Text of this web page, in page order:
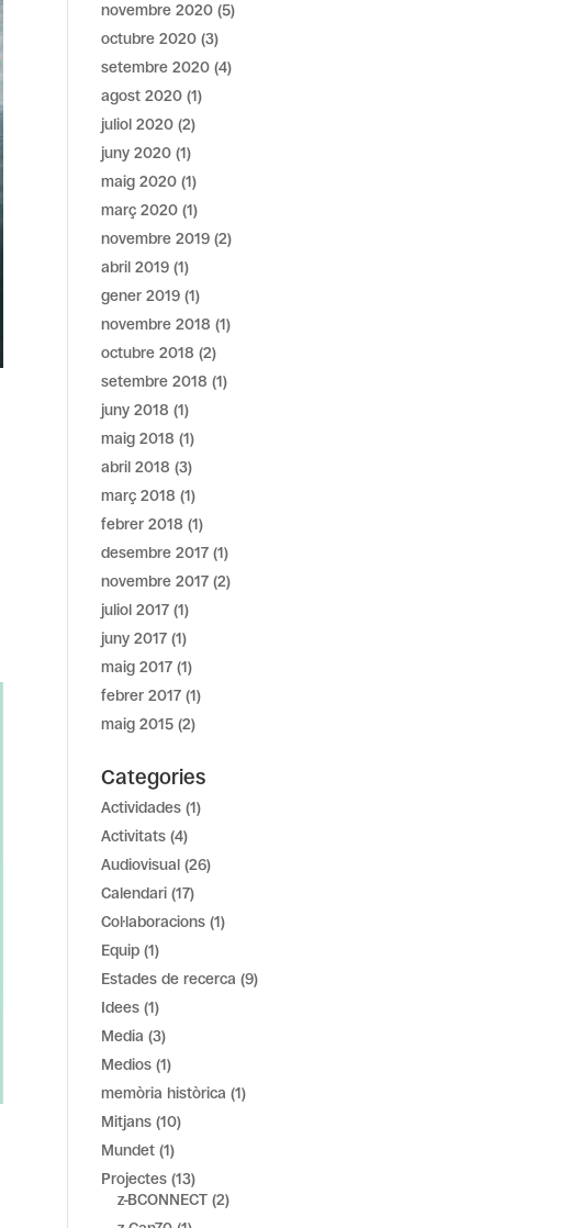
novembre 2020 (5)
octubre 2020 (3)
setembre 2020 (4)
agost 2020 (1)
juliol 2020 (2)
juny 2020 (1)
maig 2020 (1)
març 2020 (1)
novembre 2019 (2)
abril 2019 (1)
gener 2019 (1)
novembre 2018 (1)
octubre 2018 (2)
setembre 2018 (1)
juny 2018 (1)
maig 2018 (1)
abril 2018 (3)
març 2018 (1)
febrer 2018 (1)
desembre 2017 (1)
novembre 2017 (2)
juliol 2017 (1)
juny 2017 (1)
maig 2017 (1)
febrer 2017 (1)
maig 2015 (2)
Categories
Actividades (1)
Activitats (4)
Audiovisual (26)
Calendari (17)
Col·laboracions (1)
Equip (1)
Estades de recerca (9)
Idees (1)
Media (3)
Medios (1)
memòria històrica (1)
Mitjans (10)
Mundet (1)
Projectes (13)
z-BCONNECT (2)